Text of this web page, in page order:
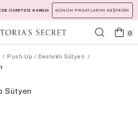
ÜCRETSİZ KARGO! GÜNÜN FIRSATLARINI KEŞFEDİN
0
Push-Up / Destekli Sütyen
Sütyen